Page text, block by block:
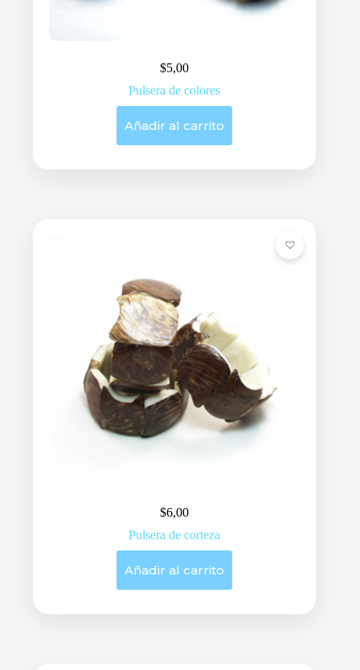
$5,00
Pulsera de colores
Añadir al carrito
$6,00
Pulsera de corteza
Añadir al carrito